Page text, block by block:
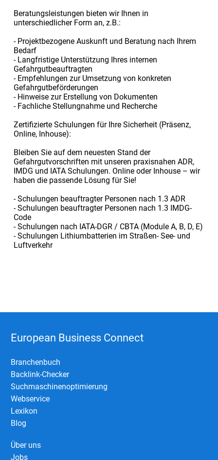
Beratungsleistungen bieten wir Ihnen in
unterschiedlicher Form an, z.B.:
- Projektbezogene Auskunft und Beratung nach Ihrem
Bedarf
- Langfristige Unterstützung Ihres internen
Gefahrgutbeauftragten
- Empfehlungen zur Umsetzung von konkreten
Gefahrgutbeförderungen
- Hinweise zur Erstellung von Dokumenten
- Fachliche Stellungnahme und Recherche
Zertifizierte Schulungen für Ihre Sicherheit (Präsenz,
Online, Inhouse):
Bleiben Sie auf dem neuesten Stand der
Gefahrgutvorschriften mit unseren praxisnahen ADR,
IMDG und IATA Schulungen. Online oder Inhouse – wir
haben die passende Lösung für Sie!
- Schulungen beauftragter Personen nach 1.3 ADR
- Schulungen beauftragter Personen nach 1.3 IMDG-
Code
- Schulungen nach IATA-DGR / CBTA (Module A, B, D, E)
- Schulungen Lithiumbatterien im Straßen- See- und
Luftverkehr
European Business Connect
Branchenbuch
Backlink-Checker
Suchmaschinenoptimierung
Webservice
Lexikon
Blog
Über uns
Jobs